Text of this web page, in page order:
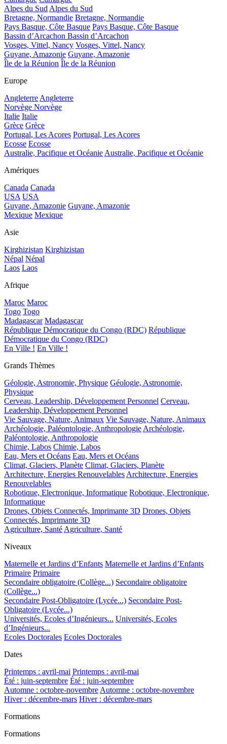
Alpes du Sud Alpes du Sud
Bretagne, Normandie Bretagne, Normandie
Pays Basque, Côte Basque Pays Basque, Côte Basque
Bassin d’Arcachon Bassin d’Arcachon
Vosges, Vittel, Nancy Vosges, Vittel, Nancy
Guyane, Amazonie Guyane, Amazonie
Île de la Réunion Île de la Réunion
Europe
Angleterre Angleterre
Norvège Norvège
Italie Italie
Grèce Grèce
Portugal, Les Acores Portugal, Les Acores
Ecosse Ecosse
Australie, Pacifique et Océanie Australie, Pacifique et Océanie
Amériques
Canada Canada
USA USA
Guyane, Amazonie Guyane, Amazonie
Mexique Mexique
Asie
Kirghizistan Kirghizistan
Népal Népal
Laos Laos
Afrique
Maroc Maroc
Togo Togo
Madagascar Madagascar
République Démocratique du Congo (RDC) République
Démocratique du Congo (RDC)
En Ville ! En Ville !
Grands Thèmes
Géologie, Astronomie, Physique Géologie, Astronomie,
Physique
Cerveau, Leadership, Développement Personnel Cerveau,
Leadership, Développement Personnel
Vie Sauvage, Nature, Animaux Vie Sauvage, Nature, Animaux
Archéologie, Paléontologie, Anthropologie Archéologie,
Paléontologie, Anthropologie
Chimie, Labos Chimie, Labos
Eau, Mers et Océans Eau, Mers et Océans
Climat, Glaciers, Planète Climat, Glaciers, Planète
Architecture, Energies Renouvelables Architecture, Energies
Renouvelables
Robotique, Electronique, Informatique Robotique, Electronique,
Informatique
Drones, Objets Connectés, Imprimante 3D Drones, Objets
Connectés, Imprimante 3D
Agriculture, Santé Agriculture, Santé
Niveaux
Maternelle et Jardins d’Enfants Maternelle et Jardins d’Enfants
Primaire Primaire
Secondaire obligatoire (Collège...) Secondaire obligatoire
(Collège...)
Secondaire Post-Obligatoire (Lycée...) Secondaire Post-
Obligatoire (Lycée...)
Universités, Ecoles d’Ingénieurs... Universités, Ecoles
d’Ingénieurs...
Ecoles Doctorales Ecoles Doctorales
Dates
Printemps : avril-mai Printemps : avril-mai
Été : juin-septembre Été : juin-septembre
Automne : octobre-novembre Automne : octobre-novembre
Hiver : décembre-mars Hiver : décembre-mars
Formations
Formations